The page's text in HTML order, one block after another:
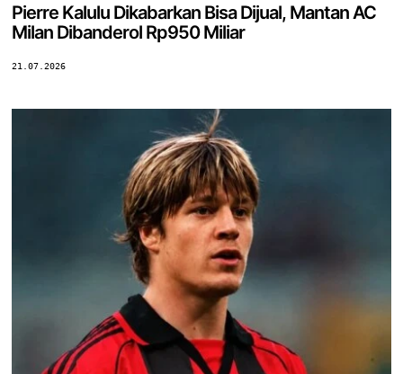
Pierre Kalulu Dikabarkan Bisa Dijual, Mantan AC
Milan Dibanderol Rp950 Miliar
21.07.2026